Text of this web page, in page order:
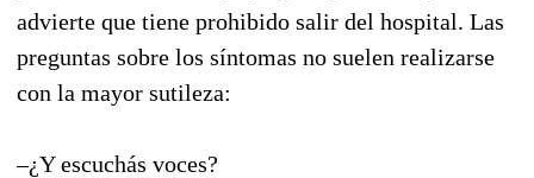
advierte que tiene prohibido salir del hospital. Las
preguntas sobre los síntomas no suelen realizarse
con la mayor sutileza:
–¿Y escuchás voces?